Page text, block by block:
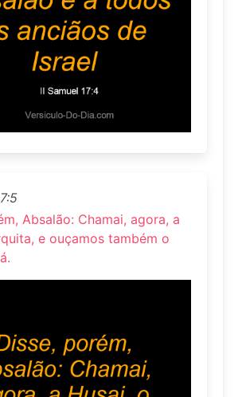
Absalão: Chamai, agora, a
e ouçamos também o